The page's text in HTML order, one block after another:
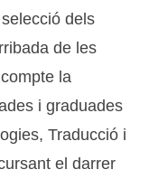
dels
de les
la
i graduades
Traducció i
el darrer